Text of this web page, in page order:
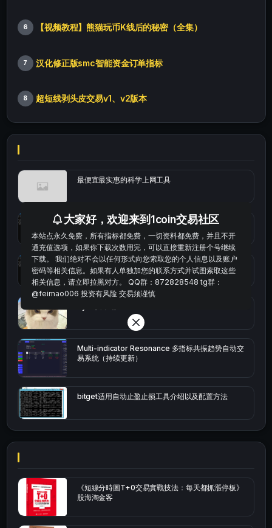
6 【视频教程】熊猫玩币K线后的秘密（全集）
7 汉化修正版smc智能资金订单指标
8 超短线剥头皮交易v1、v2版本
最便宜最实惠的科学上网工具
统计涨跌幅的python代码
okx的短线量化的免费版本
Multi-indicator Resonance 多指标共振趋势自动交
易系统（持续更新）
bitget适用自动止盈止损工具介绍以及配置方法
《短線分時圖T+0交易實戰技法：每天都抓漲停板》
股海淘金客
大家好，欢迎来到1coin交易社区
本站点永久免费，所有指标都免费，一切资料都免费，并且不开
通充值选项，如果你下载次数用完，可以直接重新注册个号继续
下载。 我们绝对不会以任何形式向您索取您的个人信息以及账户
密码等相关信息。如果有人单独加您的联系方式并试图索取这些
相关信息，请立即拉黑对方。 QQ群：872828548 tg群：
@feimao006 投资有风险 交易须谨慎